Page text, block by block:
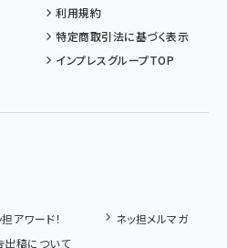
利用規約
特定商取引法に基づく表示
インプレスグループTOP
アワード！
ネッ担メルマガ
出稿について